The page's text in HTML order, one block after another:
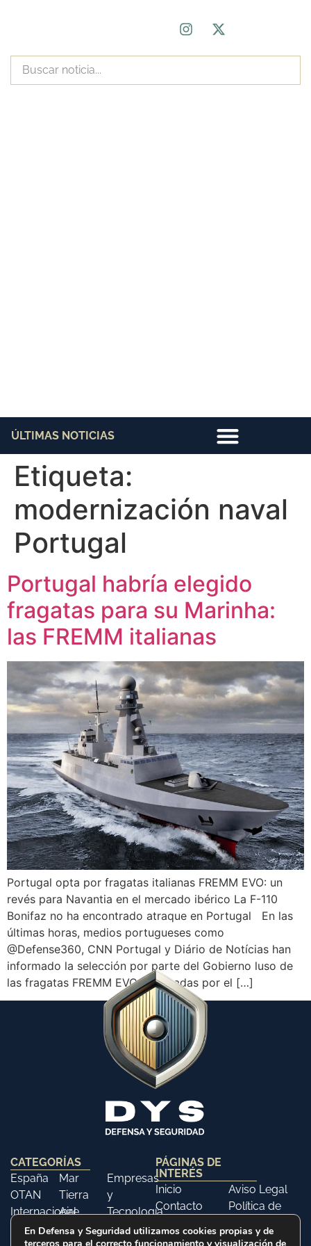
ÚLTIMAS NOTICIAS
Etiqueta:
modernización naval
Portugal
Portugal habría elegido
fragatas para su Marinha:
las FREMM italianas
Portugal opta por fragatas italianas FREMM EVO: un
revés para Navantia en el mercado ibérico La F-110
Bonifaz no ha encontrado atraque en Portugal En las
últimas horas, medios portugueses como
@Defense360, CNN Portugal y Diário de Notícias han
informado la selección por parte del Gobierno luso de
las fragatas FREMM EVO, fabricadas por el […]
CATEGORÍAS
España
OTAN
Internacional
Opinión
Mar
Tierra
Aire
Libros
Empresas
y
Tecnología
Ferias y
PÁGINAS DE
INTERÉS
Inicio
Contacto
Aviso Legal
Política de
Política de
En Defensa y Seguridad utilizamos cookies propias y de